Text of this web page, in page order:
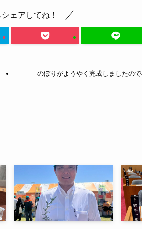
ェアしてね！
のぼりがようやく完成しましたの